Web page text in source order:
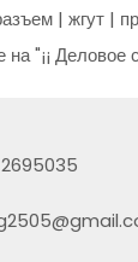
| жгут |
на "¡¡